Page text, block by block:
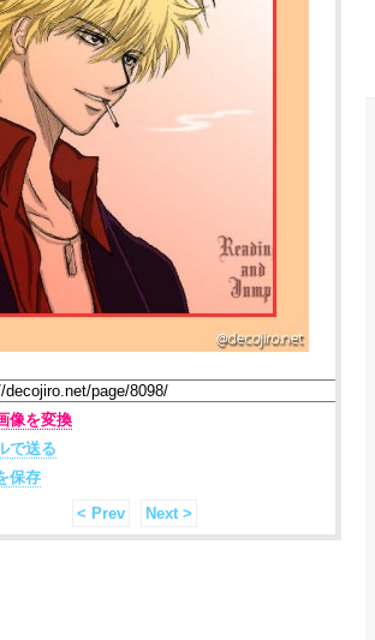
像を変換
で送る
保存
< Prev
Next >